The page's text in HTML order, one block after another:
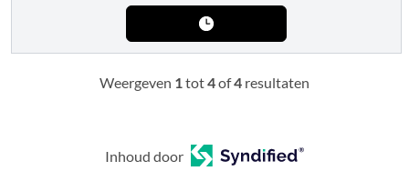
Weergeven 1tot4of4 resultaten
Inhoud door